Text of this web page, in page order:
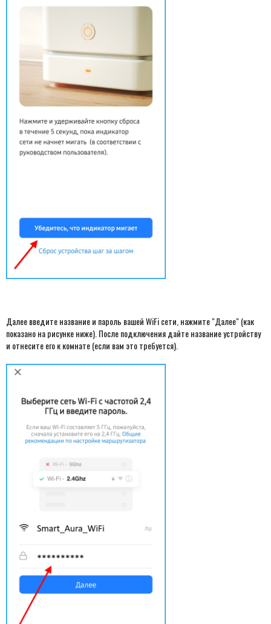
Далее введите название и пароль вашей WiFi сети, нажмите "Далее" (как
показано на рисунке ниже). После подключения дайте название устройству
и отнесите его к комнате (если вам это требуется).